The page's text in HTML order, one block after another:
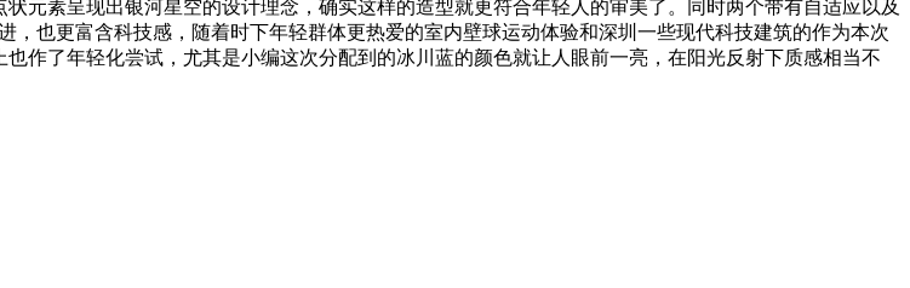
元素呈现出银河星空的设计理念，确实这样的造型就更符合年轻人的审美了。同时两个带有自适应以及
也更富含科技感，随着时下年轻群体更热爱的室内壁球运动体验和深圳一些现代科技建筑的作为本次
作了年轻化尝试，尤其是小编这次分配到的冰川蓝的颜色就让人眼前一亮，在阳光反射下质感相当不